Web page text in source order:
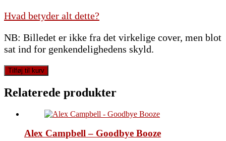
Hvad betyder alt dette?
NB: Billedet er ikke fra det virkelige cover, men blot
sat ind for genkendelighedens skyld.
Country
Fever
-
Listen
Tilføj til kurv
Relaterede produkter
Alex Campbell – Goodbye Booze